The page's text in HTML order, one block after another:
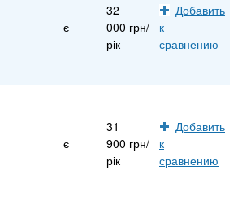
є
32
000 грн/
рік
Добавить
к
сравнению
є
31
900 грн/
рік
Добавить
к
сравнению